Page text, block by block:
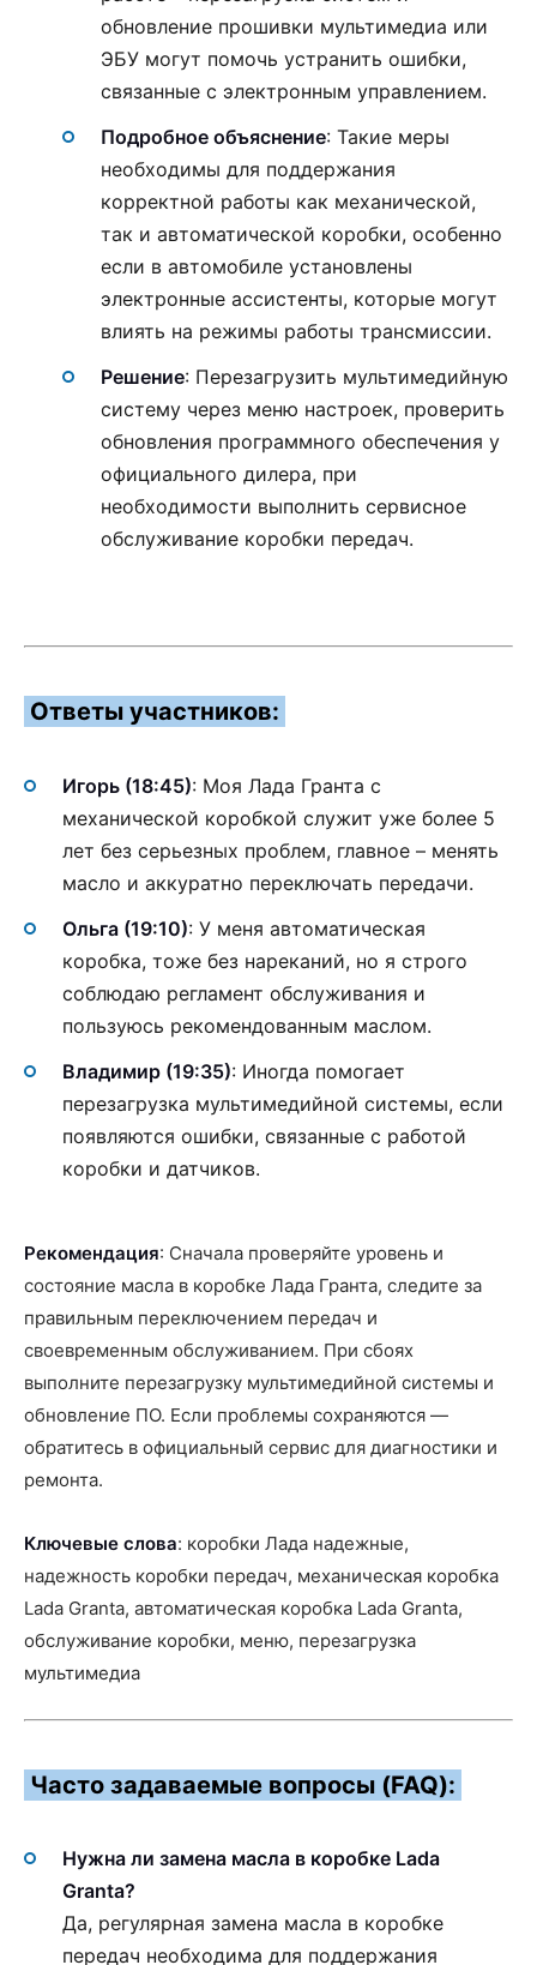
обновление прошивки мультимедиа или
ЭБУ могут помочь устранить ошибки,
связанные с электронным управлением.
Подробное объяснение: Такие меры
необходимы для поддержания
корректной работы как механической,
так и автоматической коробки, особенно
если в автомобиле установлены
электронные ассистенты, которые могут
влиять на режимы работы трансмиссии.
Решение: Перезагрузить мультимедийную
систему через меню настроек, проверить
обновления программного обеспечения у
официального дилера, при
необходимости выполнить сервисное
обслуживание коробки передач.
Ответы участников:
Игорь (18:45): Моя Лада Гранта с
механической коробкой служит уже более 5
лет без серьезных проблем, главное – менять
масло и аккуратно переключать передачи.
Ольга (19:10): У меня автоматическая
коробка, тоже без нареканий, но я строго
соблюдаю регламент обслуживания и
пользуюсь рекомендованным маслом.
Владимир (19:35): Иногда помогает
перезагрузка мультимедийной системы, если
появляются ошибки, связанные с работой
коробки и датчиков.
Рекомендация: Сначала проверяйте уровень и
состояние масла в коробке Лада Гранта, следите за
правильным переключением передач и
своевременным обслуживанием. При сбоях
выполните перезагрузку мультимедийной системы и
обновление ПО. Если проблемы сохраняются —
обратитесь в официальный сервис для диагностики и
ремонта.
Ключевые слова: коробки Лада надежные,
надежность коробки передач, механическая коробка
Lada Granta, автоматическая коробка Lada Granta,
обслуживание коробки, меню, перезагрузка
мультимедиа
Часто задаваемые вопросы (FAQ):
Нужна ли замена масла в коробке Lada
Granta?
Да, регулярная замена масла в коробке
передач необходима для поддержания